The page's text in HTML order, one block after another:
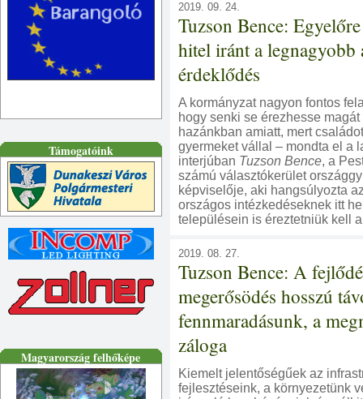
Támogatóink
Magyarország felhőképe
2019. 09. 24.
Tuzson Bence:
hitel iránt a legnagyobb
érdeklődés
A kormányzat nagyon fontos
hogy senki se érezhesse
hazánkban amiatt, mert
gyermeket vállal – mondta el a
interjúban Tuzson Bence, a
számú választókerület
képviselője, aki hangsúlyozta
országos intézkedéseknek itt
településein is éreztetniük kell
2019. 08. 27.
Tuzson Bence: A
megerősödés hosszú
fennmaradásunk, a
záloga
Kiemelt jelentőségűek az
fejlesztéseink, a környezetünk